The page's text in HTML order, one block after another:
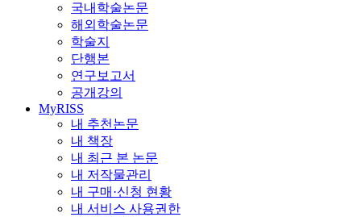
국내학술논문
해외학술논문
학술지
단행본
연구보고서
공개강의
MyRISS
내 추천논문
내 책장
내 최근 본 논문
내 저작물관리
내 구매·신청 현황
내 서비스 사용권한